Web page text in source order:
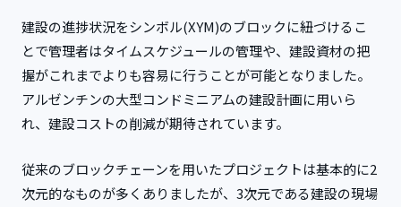
建設の進捗状況をシンボル(XYM)のブロックに紐づけるこ
とで管理者はタイムスケジュールの管理や、建設資材の把
握がこれまでよりも容易に行うことが可能となりました。
アルゼンチンの大型コンドミニアムの建設計画に用いら
れ、建設コストの削減が期待されています。
従来のブロックチェーンを用いたプロジェクトは基本的に2
次元的なものが多くありましたが、3次元である建設の現場